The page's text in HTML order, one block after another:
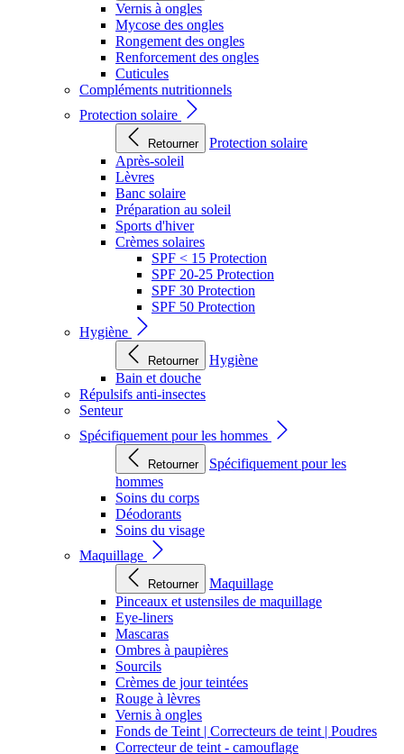
Vernis à ongles
Mycose des ongles
Rongement des ongles
Renforcement des ongles
Cuticules
Compléments nutritionnels
Protection solaire
Retourner
Protection solaire
Après-soleil
Lèvres
Banc solaire
Préparation au soleil
Sports d'hiver
Crèmes solaires
SPF < 15 Protection
SPF 20-25 Protection
SPF 30 Protection
SPF 50 Protection
Hygiène
Retourner
Hygiène
Bain et douche
Répulsifs anti-insectes
Senteur
Spécifiquement pour les hommes
Retourner
Spécifiquement pour les
hommes
Soins du corps
Déodorants
Soins du visage
Maquillage
Retourner
Maquillage
Pinceaux et ustensiles de maquillage
Eye-liners
Mascaras
Ombres à paupières
Sourcils
Crèmes de jour teintées
Rouge à lèvres
Vernis à ongles
Fonds de Teint | Correcteurs de teint | Poudres
Correcteur de teint - camouflage